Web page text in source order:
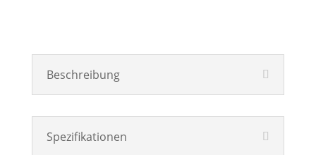
Beschreibung
Spezifikationen